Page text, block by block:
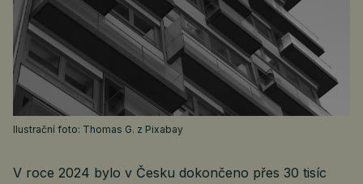
Ilustrační foto: Thomas G. z Pixabay
V roce 2024 bylo v Česku dokončeno přes 30 tisíc